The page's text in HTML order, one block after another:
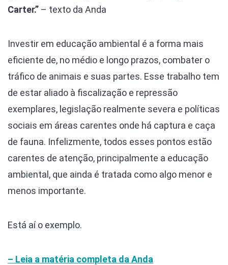
Carter.” – texto da Anda
Investir em educação ambiental é a forma mais
eficiente de, no médio e longo prazos, combater o
tráfico de animais e suas partes. Esse trabalho tem
de estar aliado à fiscalização e repressão
exemplares, legislação realmente severa e políticas
sociais em áreas carentes onde há captura e caça
de fauna. Infelizmente, todos esses pontos estão
carentes de atenção, principalmente a educação
ambiental, que ainda é tratada como algo menor e
menos importante.
Está aí o exemplo.
– Leia a matéria completa da Anda